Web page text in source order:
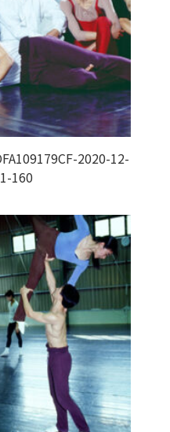
2020-12-
160